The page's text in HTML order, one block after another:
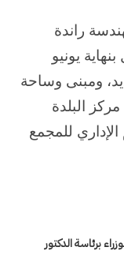
راندة
يونيو
مركز الزوار الجديد، ومبنى وساحة
نسبة تنفيذ مركز البلدة
إتمام التسليم الإداري للمجمع
برئاسة الدكتور